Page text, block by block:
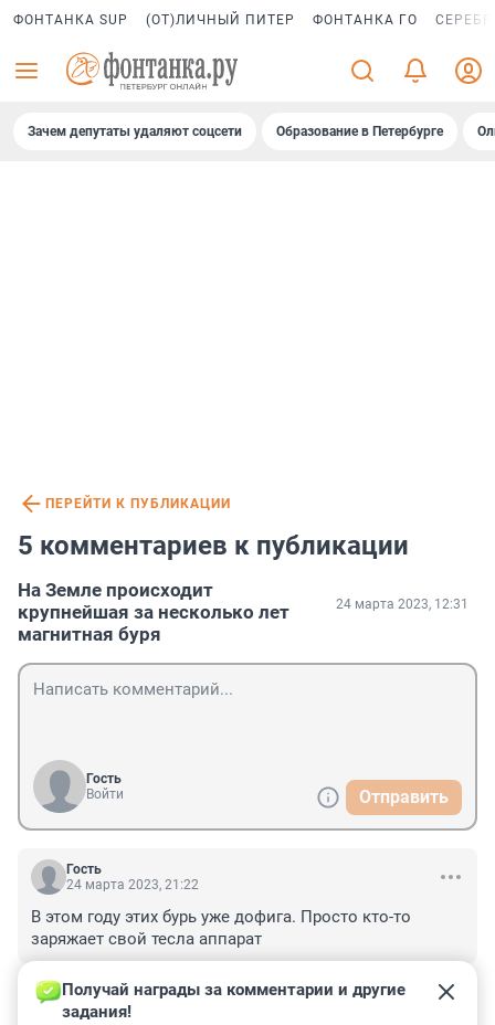
ФОНТАНКА SUP (ОТ)ЛИЧНЫЙ ПИТЕР ФОНТАНКА ГО
Зачем депутаты удаляют соцсети Образование в Петербурге
ПЕРЕЙТИ К ПУБЛИКАЦИИ
5 комментариев к публикации
На Земле происходит
крупнейшая за несколько лет
магнитная буря
24 марта 2023, 12:31
Гость
Войти
Отправить
Гость
24 марта 2023, 21:22
В этом году этих бурь уже дофига. Просто кто-то
заряжает свой тесла аппарат
ОТВЕТИТЬ –0
Гость
Получай награды за комментарии и другие
задания!